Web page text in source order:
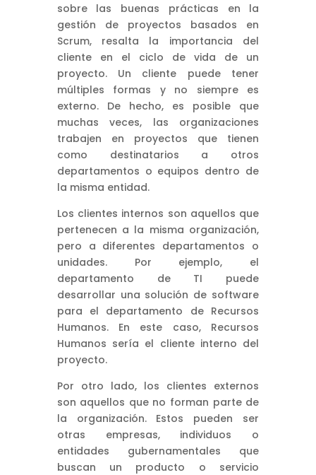
sobre las buenas prácticas en la
gestión de proyectos basados en
Scrum, resalta la importancia del
cliente en el ciclo de vida de un
proyecto. Un cliente puede tener
múltiples formas y no siempre es
externo. De hecho, es posible que
muchas veces, las organizaciones
trabajen en proyectos que tienen
como destinatarios a otros
departamentos o equipos dentro de
la misma entidad.
Los clientes internos son aquellos que
pertenecen a la misma organización,
pero a diferentes departamentos o
unidades. Por ejemplo, el
departamento de TI puede
desarrollar una solución de software
para el departamento de Recursos
Humanos. En este caso, Recursos
Humanos sería el cliente interno del
proyecto.
Por otro lado, los clientes externos
son aquellos que no forman parte de
la organización. Estos pueden ser
otras empresas, individuos o
entidades gubernamentales que
buscan un producto o servicio